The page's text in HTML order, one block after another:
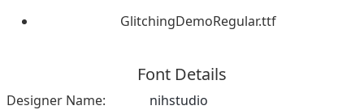
GlitchingDemoRegular.ttf
Font Details
Designer Name:
nihstudio